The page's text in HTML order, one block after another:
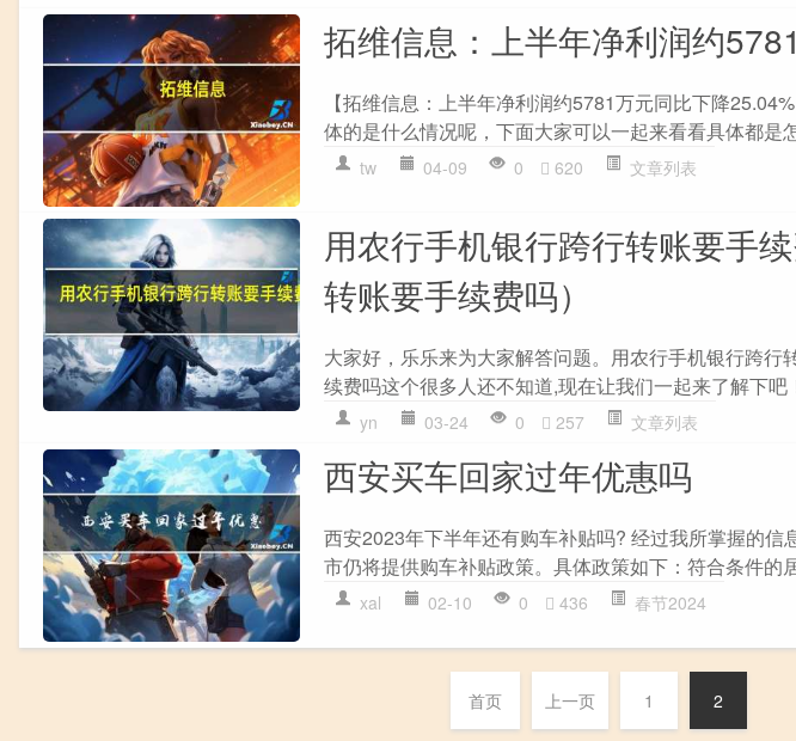
拓维信息：上半年净利润约
【拓维信息：上半年净利润约5781万元同比下降
体的是什么情况呢，下面大家可以一起来看看具体都是
tw 04-09 0 620 文章列表
用农行手机银行跨行转账要手
转账要手续费吗）
大家好，乐乐来为大家解答问题。用农行手机银行跨
续费吗这个很多人还不知道,现在让我们一起来了解下吧
yn 03-24 0 257 文章列表
西安买车回家过年优惠吗
西安2023年下半年还有购车补贴吗? 经过我所掌握的
市仍将提供购车补贴政策。具体政策如下：符合条件的
xal 02-10 0 436 春节2024
首页 上一页 1 2